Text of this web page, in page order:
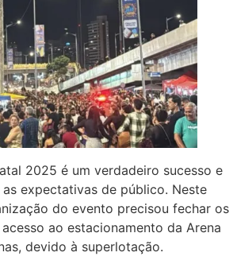
2025 é um verdadeiro sucesso e
expectativas de público. Neste
do evento precisou fechar os
ao estacionamento da Arena
devido à superlotação.